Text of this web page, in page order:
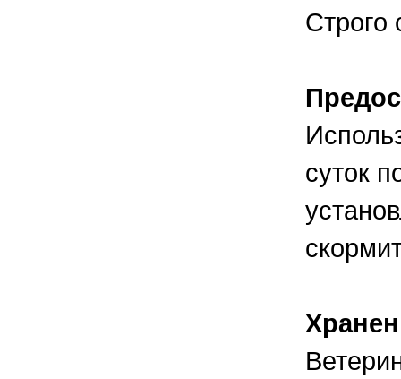
Строго
суток